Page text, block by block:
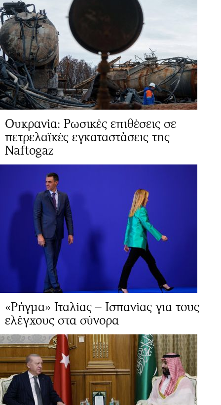
Ουκρανία: Ρωσικές επιθέσεις σε
πετρελαϊκές εγκαταστάσεις της
Naftogaz
«Ρήγμα» Ιταλίας – Ισπανίας για τους
ελέγχους στα σύνορα